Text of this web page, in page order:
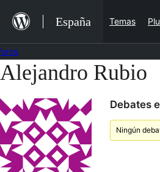
contenido
España Temas
Saltar
contenido
Alejandro Rubio
Debates
Ningún